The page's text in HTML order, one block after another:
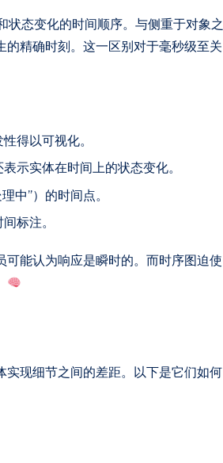
状态变化的时间顺序。与侧重于对象之
精确时刻。这一区别对于毫秒级至关
得以可视化。
示实体在时间上的状态变化。
中”）的时间点。
标注。
能认为响应是瞬时的。而时序图迫使
现细节之间的差距。以下是它们如何